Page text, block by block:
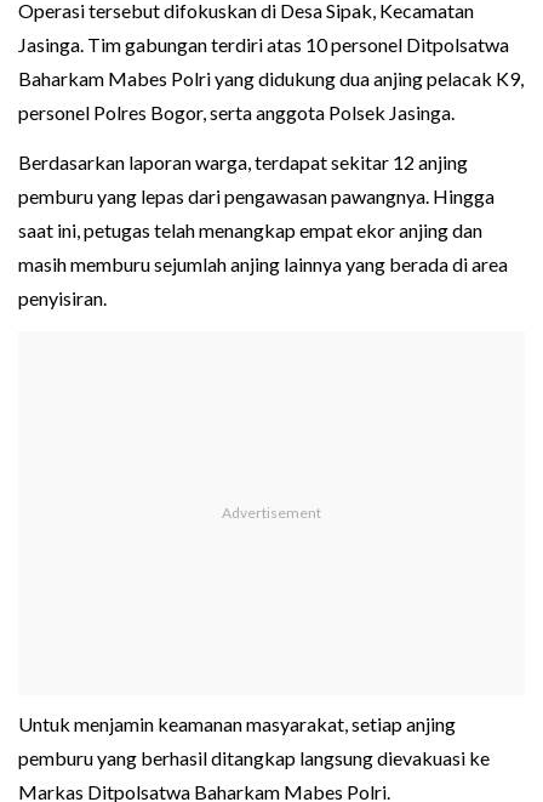
Operasi tersebut difokuskan di Desa Sipak, Kecamatan
Jasinga. Tim gabungan terdiri atas 10 personel Ditpolsatwa
Baharkam Mabes Polri yang didukung dua anjing pelacak K9,
personel Polres Bogor, serta anggota Polsek Jasinga.
Berdasarkan laporan warga, terdapat sekitar 12 anjing
pemburu yang lepas dari pengawasan pawangnya. Hingga
saat ini, petugas telah menangkap empat ekor anjing dan
masih memburu sejumlah anjing lainnya yang berada di area
penyisiran.
Untuk menjamin keamanan masyarakat, setiap anjing
pemburu yang berhasil ditangkap langsung dievakuasi ke
Markas Ditpolsatwa Baharkam Mabes Polri.